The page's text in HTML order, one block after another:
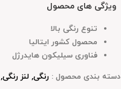
ویژگی های محصول
تنوع رنگی بالا
محصول کشور ایتالیا
فناوری سیلیکون هایدرژل
دسته بندی محصول : رنگی, لنز رنگی,